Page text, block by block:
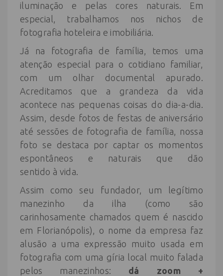
iluminação e pelas cores naturais. Em
especial, trabalhamos nos nichos de
fotografia hoteleira e imobiliária.
Já na fotografia de família, temos uma
atenção especial para o cotidiano familiar,
com um olhar documental apurado.
Acreditamos que a grandeza da vida
acontece nas pequenas coisas do dia-a-dia.
Assim, desde fotos de festas de aniversário
até sessões de fotografia de família, nossa
foto se destaca por captar os momentos
espontâneos e naturais que dão
sentido à vida.
Assim como seu fundador, um legítimo
manezinho da ilha (como são
carinhosamente chamados quem é nascido
em Florianópolis), o nome da empresa faz
alusão a uma expressão muito usada em
fotografia com uma gíria local muito falada
pelos manezinhos: dá zoom +